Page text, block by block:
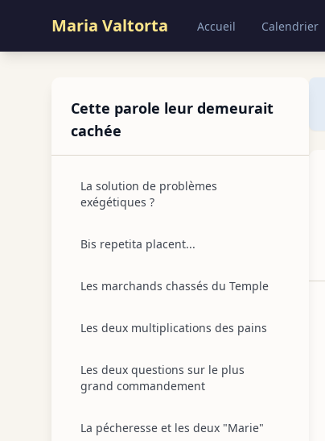
Maria Valtorta Accueil Calendrier
Cette parole leur demeurait
cachée
La solution de problèmes
exégétiques ?
Bis repetita placent...
Les marchands chassés du Temple
Les deux multiplications des pains
Les deux questions sur le plus
grand commandement
La pécheresse et les deux "Marie"